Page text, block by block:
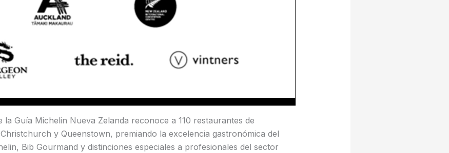
la Guía Michelin Nueva Zelanda reconoce a 110 restaurantes de
y Queenstown, premiando la excelencia gastronómica del
Bib Gourmand y distinciones especiales a profesionales del sector